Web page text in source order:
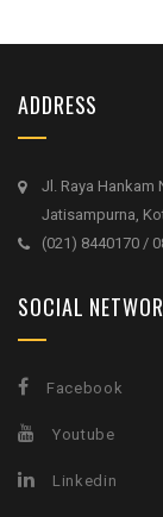
ADDRESS
Jl. Raya Hankam
Jatisampurna,
(021) 8440170 /
SOCIAL
Facebook
Youtube
Linkedin